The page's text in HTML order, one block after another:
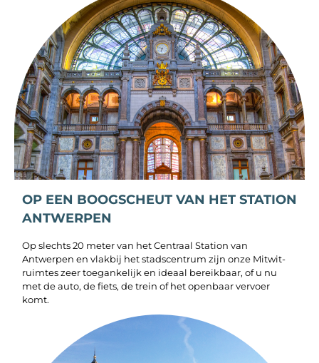
OP EEN BOOGSCHEUT VAN HET STATION
ANTWERPEN
Op slechts 20 meter van het Centraal Station van
Antwerpen en vlakbij het stadscentrum zijn onze Mitwit-
ruimtes zeer toegankelijk en ideaal bereikbaar, of u nu
met de auto, de fiets, de trein of het openbaar vervoer
komt.